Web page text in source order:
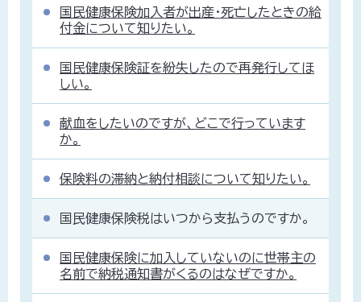
国民健康保険加入者が出産・死亡したときの給
付金について知りたい。
国民健康保険証を紛失したので再発行してほ
しい。
献血をしたいのですが、どこで行っています
か。
保険料の滞納と納付相談について知りたい。
国民健康保険税はいつから支払うのですか。
国民健康保険に加入していないのに世帯主の
名前で納税通知書がくるのはなぜですか。